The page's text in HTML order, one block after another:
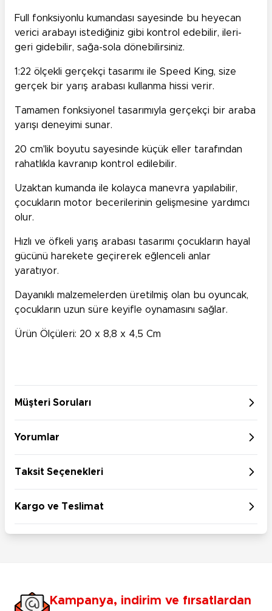
Full fonksiyonlu kumandası sayesinde bu heyecan
verici arabayı istediğiniz gibi kontrol edebilir, ileri-
geri gidebilir, sağa-sola dönebilirsiniz.
1:22 ölçekli gerçekçi tasarımı ile Speed King, size
gerçek bir yarış arabası kullanma hissi verir.
Tamamen fonksiyonel tasarımıyla gerçekçi bir araba
yarışı deneyimi sunar.
20 cm'lik boyutu sayesinde küçük eller tarafından
rahatlıkla kavranıp kontrol edilebilir.
Uzaktan kumanda ile kolayca manevra yapılabilir,
çocukların motor becerilerinin gelişmesine yardımcı
olur.
Hızlı ve öfkeli yarış arabası tasarımı çocukların hayal
gücünü harekete geçirerek eğlenceli anlar
yaratıyor.
Dayanıklı malzemelerden üretilmiş olan bu oyuncak,
çocukların uzun süre keyifle oynamasını sağlar.
Ürün Ölçüleri: 20 x 8,8 x 4,5 Cm
Müşteri Soruları
Yorumlar
Taksit Seçenekleri
Kargo ve Teslimat
Kampanya, indirim ve fırsatlardan